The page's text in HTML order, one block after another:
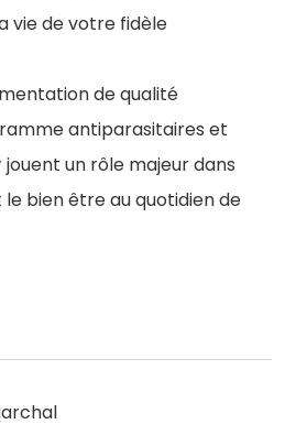
vie de votre fidèle
de qualité
antiparasitaires et
un rôle majeur dans
bien être au quotidien de